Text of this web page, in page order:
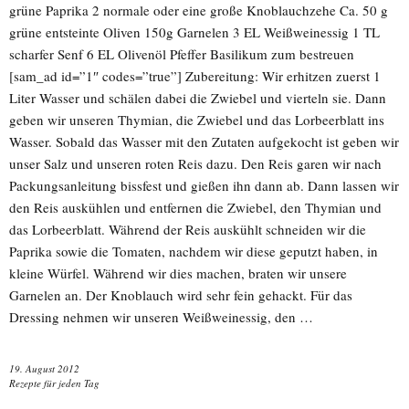
grüne Paprika 2 normale oder eine große Knoblauchzehe Ca. 50 g
grüne entsteinte Oliven 150g Garnelen 3 EL Weißweinessig 1 TL
scharfer Senf 6 EL Olivenöl Pfeffer Basilikum zum bestreuen
[sam_ad id=”1″ codes=”true”] Zubereitung: Wir erhitzen zuerst 1
Liter Wasser und schälen dabei die Zwiebel und vierteln sie. Dann
geben wir unseren Thymian, die Zwiebel und das Lorbeerblatt ins
Wasser. Sobald das Wasser mit den Zutaten aufgekocht ist geben wir
unser Salz und unseren roten Reis dazu. Den Reis garen wir nach
Packungsanleitung bissfest und gießen ihn dann ab. Dann lassen wir
den Reis auskühlen und entfernen die Zwiebel, den Thymian und
das Lorbeerblatt. Während der Reis auskühlt schneiden wir die
Paprika sowie die Tomaten, nachdem wir diese geputzt haben, in
kleine Würfel. Während wir dies machen, braten wir unsere
Garnelen an. Der Knoblauch wird sehr fein gehackt. Für das
Dressing nehmen wir unseren Weißweinessig, den …
19. August 2012
Rezepte für jeden Tag